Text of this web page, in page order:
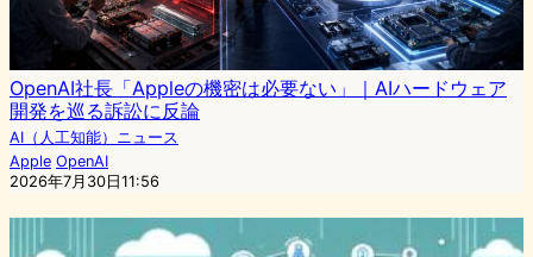
OpenAI社長「Appleの機密は必要ない」｜AIハードウェア
開発を巡る訴訟に反論
AI（人工知能）ニュース
Apple OpenAI
2026年7月30日11:56